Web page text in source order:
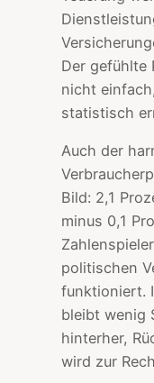
Der gefühlte
nicht
statistisch
Auch der
Bild: 2,1
minus 0,1
politischen
funktioniert.
bleibt wenig
hinterher,
wird zur